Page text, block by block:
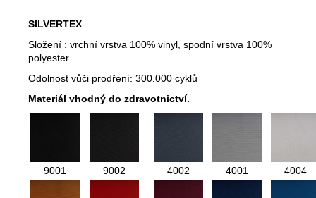
SILVERTEX
Složení : vrchní vrstva 100% vinyl, spodní vrstva 100%
polyester
Odolnost vůči prodření: 300.000 cyklů
Materiál vhodný do zdravotnictví.
9001 9002 4002 4001 4004